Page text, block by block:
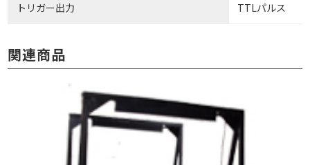
トリガー出力 TTLパルス
関連商品